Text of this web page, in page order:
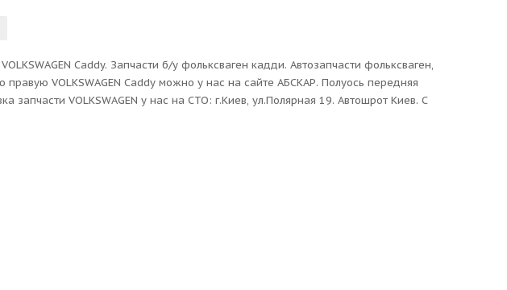
Caddy. Запчасти б/у фольксваген кадди. Автозапчасти фольксваген,
VOLKSWAGEN Caddy можно у нас на сайте АБСКАР. Полуось передняя
запчасти VOLKSWAGEN у нас на СТО: г.Киев, ул.Полярная 19. Автошрот Киев. С